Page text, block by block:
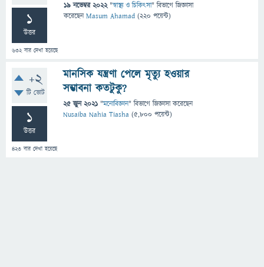
1
উত্তর
632বার দেখা হয়েছে
19 নভেম্বর 2022 "স্বাস্থ্য ও চিকিৎসা" বিভাগে জিজ্ঞাসা
করেছেনMasum Ahamad (220 পয়েন্ট)
+2
টি ভোট
1
উত্তর
423 বার দেখা হয়েছে
মানসিক যন্ত্রণা পেলে মৃত্যু হওয়ার
সম্ভাবনা কতটুকু?
25 জুন 2021 "মনোবিজ্ঞান" বিভাগে জিজ্ঞাসাকরেছেন
Nusaiba Nahia Tiasha (5,800 পয়েন্ট)